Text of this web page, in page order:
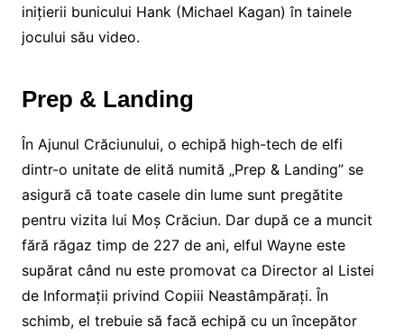
inițierii bunicului Hank (Michael Kagan) în tainele
jocului său video.
Prep & Landing
În Ajunul Crăciunului, o echipă high-tech de elfi
dintr-o unitate de elită numită „Prep & Landing” se
asigură că toate casele din lume sunt pregătite
pentru vizita lui Moș Crăciun. Dar după ce a muncit
fără răgaz timp de 227 de ani, elful Wayne este
supărat când nu este promovat ca Director al Listei
de Informații privind Copiii Neastâmpărați. În
schimb, el trebuie să facă echipă cu un începător